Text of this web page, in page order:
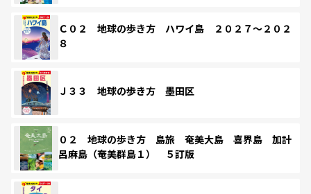
Ｃ０２ 地球の歩き方 ハワイ島 ２０２７～２０２
８
Ｊ３３ 地球の歩き方 墨田区
０２ 地球の歩き方 島旅 奄美大島 喜界島 加計
呂麻島（奄美群島１） ５訂版